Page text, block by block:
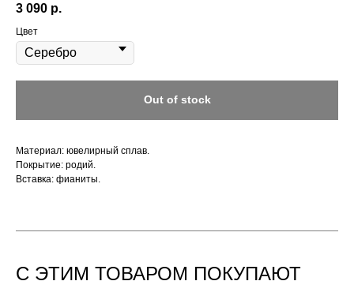
3 090 р.
Цвет
Out of stock
Материал: ювелирный сплав.
Покрытие: родий.
Вставка: фианиты.
С ЭТИМ ТОВАРОМ ПОКУПАЮТ